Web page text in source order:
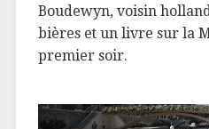
Boudewyn, voisin
bières et un livre sur la
premier soir.